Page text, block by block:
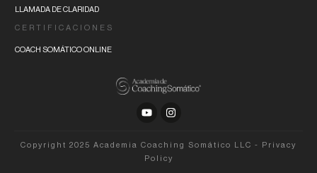
CERTIFICACIONES
COACH SOMÁTICO ONLINE
LLAMADA DE CLARIDAD
Copyright 2025 Academia Coaching Somático LLC -
Privacy
Policy